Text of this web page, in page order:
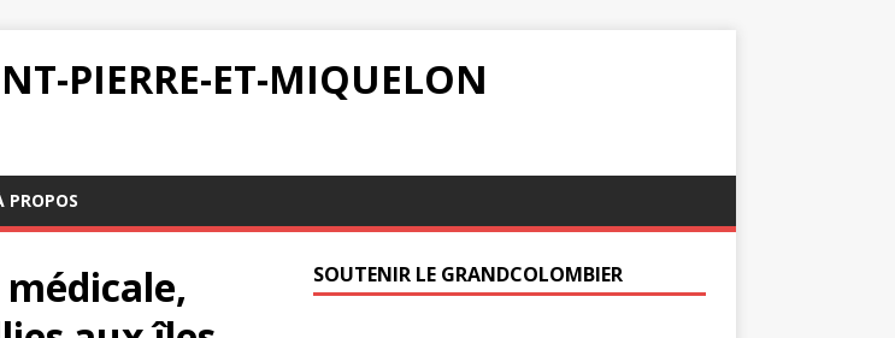
PIERRE-ET-MIQUELON
PROPOS
SOUTENIR LE GRANDCOLOMBIER